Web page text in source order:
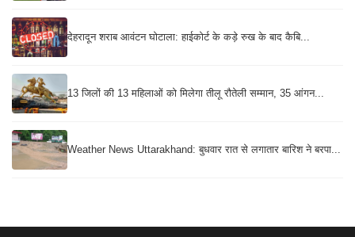
देहरादून शराब आवंटन घोटाला: हाईकोर्ट के कड़े रुख के बाद कैबि...
13 जिलों की 13 महिलाओं को मिलेगा तीलू रौतेली सम्मान, 35 आंगन...
Weather News Uttarakhand: बुधवार रात से लगातार बारिश ने बरपा...